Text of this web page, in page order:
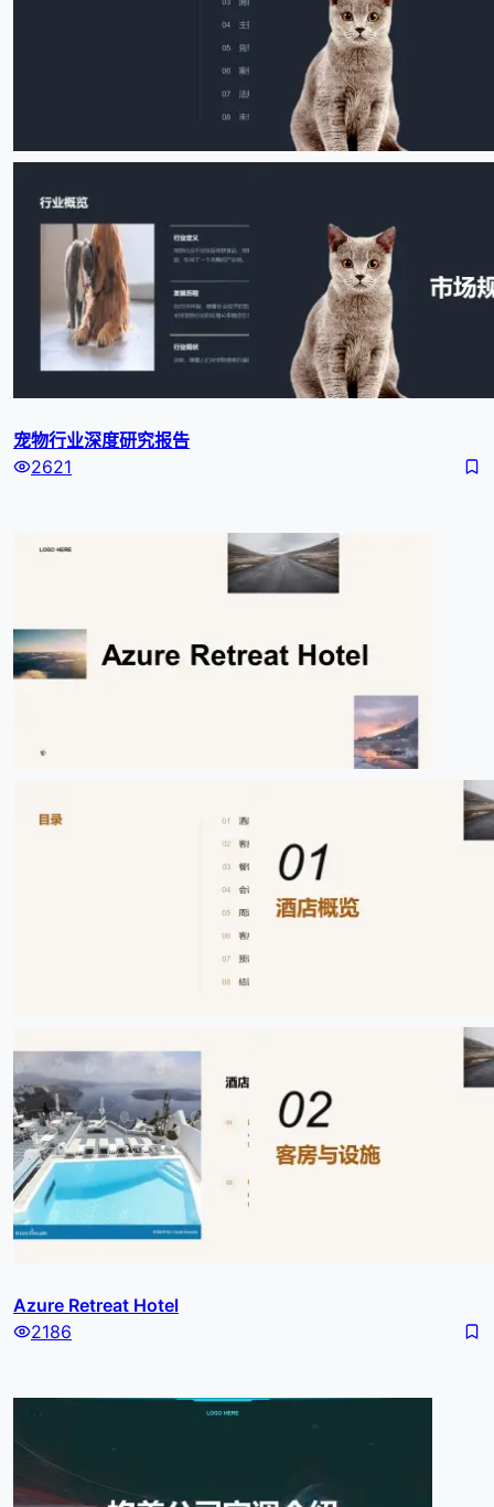
宠物行业深度研究报告
2621
Azure Retreat Hotel
2186